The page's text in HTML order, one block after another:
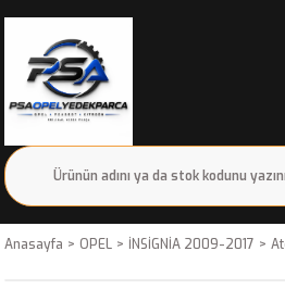
Anasayfa OPEL İNSİGNİA 2009-2017